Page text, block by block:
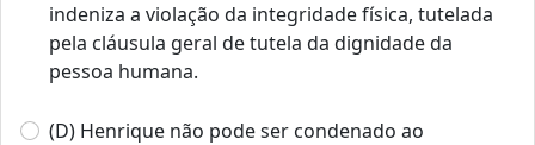
indeniza a violação da integridade física, tutelada
pela cláusula geral de tutela da dignidade da
pessoa humana.
(D) Henrique não pode ser condenado ao